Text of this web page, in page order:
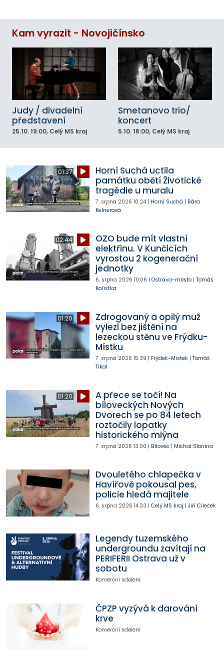
Kam vyrazit - Novojičínsko
Judy / divadelní
představení
25.10. 19:00, Celý MS kraj
Smetanovo trio/
koncert
5.10. 18:00, Celý MS kraj
01:37
Horní Suchá uctila
památku obětí Životické
tragédie u muralu
7. srpna 2026 10:24| Horní Suchá | Bára
Kelnerová
02:44
OZO bude mít vlastní
elektřinu. V Kunčicích
vyrostou 2 kogenerační
jednotky
6. srpna 2026 10:06 | Ostrava-město| Tomáš
Kořistka
01:20
Zdrogovaný a opilý muž
vylezl bez jištění na
lezeckou stěnu ve Frýdku-
Místku
7. srpna 2026 15:39 | Frýdek-Místek| Tomáš
Tikal
01:20
A přece se točí! Na
bíloveckých Nových
Dvorech se po 84 letech
roztočily lopatky
historického mlýna
7. srpna 2026 13:00 | Bílovec| Michal Slonina
Dvouletého chlapečka v
Havířově pokousal pes,
policie hledá majitele
6. srpna 2026 14:33 | Celý MS kraj | Jiří Cileček
Legendy tuzemského
undergroundu zavítají na
PERIFERII Ostrava už v
sobotu
Komerční sdělení
ČPZP vyzývá k darování
krve
Komerční sdělení